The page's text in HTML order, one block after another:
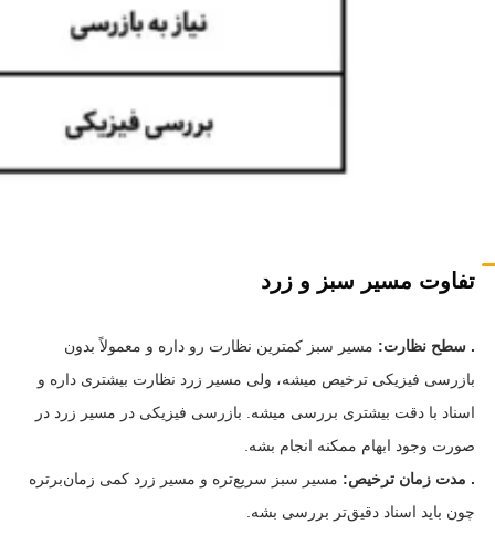
تفاوت مسیر سبز و زرد
. سطح نظارت: مسیر سبز کمترین نظارت رو داره و معمولاً بدون
بازرسی فیزیکی ترخیص میشه، ولی مسیر زرد نظارت بیشتری داره و
اسناد با دقت بیشتری بررسی میشه. بازرسی فیزیکی در مسیر زرد در
صورت وجود ابهام ممکنه انجام بشه.
. مدت زمان ترخیص: مسیر سبز سریع‌تره و مسیر زرد کمی زمان‌برتره
چون باید اسناد دقیق‌تر بررسی بشه.